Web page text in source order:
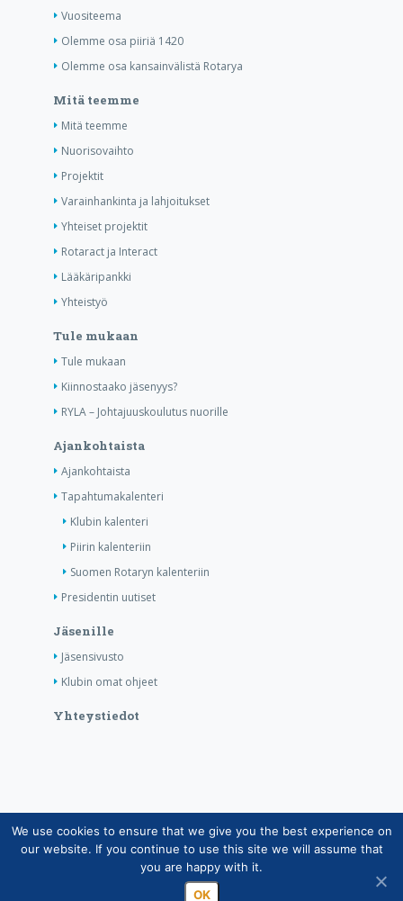
Vuositeema
Olemme osa piiriä 1420
Olemme osa kansainvälistä Rotarya
Mitä teemme
Mitä teemme
Nuorisovaihto
Projektit
Varainhankinta ja lahjoitukset
Yhteiset projektit
Rotaract ja Interact
Lääkäripankki
Yhteistyö
Tule mukaan
Tule mukaan
Kiinnostaako jäsenyys?
RYLA – Johtajuuskoulutus nuorille
Ajankohtaista
Ajankohtaista
Tapahtumakalenteri
Klubin kalenteri
Piirin kalenteriin
Suomen Rotaryn kalenteriin
Presidentin uutiset
Jäsenille
Jäsensivusto
Klubin omat ohjeet
Yhteystiedot
Copyright © Suomen Rotarypalvelu ry 2026 |
Jäsentietojärjestelmän tietosuojaseloste|Henkilötietojen
käsittely Rotarytoiminnassa
We use cookies to ensure that we give you the best experience on
our website. If you continue to use this site we will assume that
you are happy with it.
OK